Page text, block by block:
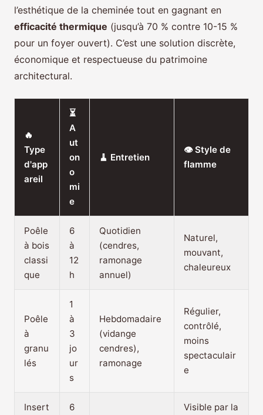
l’esthétique de la cheminée tout en gagnant en
efficacité thermique (jusqu’à 70 % contre 10-15 %
pour un foyer ouvert). C’est une solution discrète,
économique et respectueuse du patrimoine
architectural.
🔥
Type
d'app
areil
⏳
A
ut
on
o
mi
e
🧹 Entretien
👁️ Style de
flamme
Poêle
à bois
classi
que
6
à
12
h
Quotidien
(cendres,
ramonage
annuel)
Naturel,
mouvant,
chaleureux
Poêle
à
granu
lés
1
à
3
jo
ur
s
Hebdomadaire
(vidange
cendres),
ramonage
Régulier,
contrôlé,
moins
spectaculair
e
Insert
6
Visible par la